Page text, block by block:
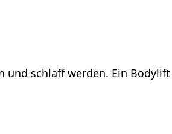
schlaff werden. Ein